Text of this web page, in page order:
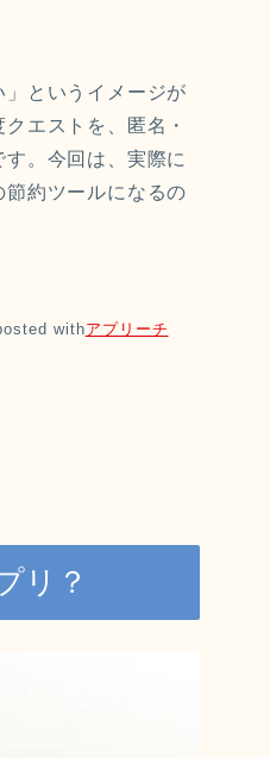
というイメージが
エストを、匿名・
す。今回は、実際に
約ツールになるの
withアプリーチ
リ？